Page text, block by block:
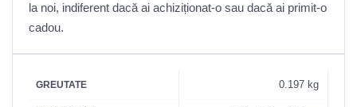
la noi, indiferent dacă ai achiziționat-o sau dacă ai primit-o
cadou.
GREUTATE 0.197 kg